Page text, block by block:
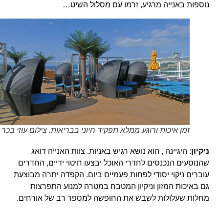
נוספות באנייה מרגיע, זרמו עם מסלול השיט…
זמן איכות ורוגע ממלא תפקיד חיוני בבריאות. צילום עוזי בכר
ניקיון: היגיינה , הוא נושא רגיש באניות. צוות האנייה דואג
שהנוסעים הנכנסים לחדרי האוכל יבצעו חיטוי ידיים, החדרים
עוברים ניקוי יסודי לפחות פעמיים ביום. הקפדה יתרה מבוצעת
גם באיכות המזון וניקיון המטבח במטרה למנוע התפרצות
מחלות שעלולות לשבש את החופשה למספר רב של אורחים.